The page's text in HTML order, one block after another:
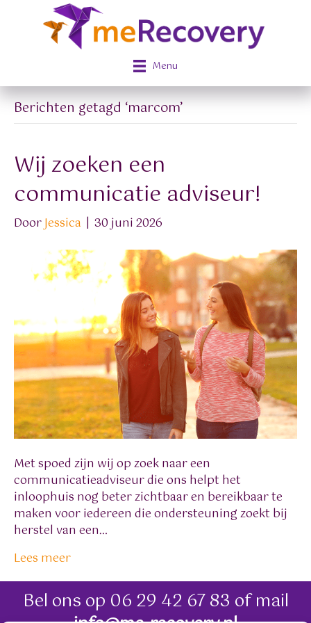
Menu
Berichten getagd ‘marcom’
Wij zoeken een
communicatie adviseur!
DoorJessica | 30 juni 2026
Met spoed zijn wij op zoek naar een
communicatieadviseur die ons helpt het
inloophuis nog beter zichtbaar en bereikbaar te
maken voor iedereen die ondersteuning zoekt bij
herstel van een…
Lees meer
Bel ons op 06 29 42 67 83 of mail